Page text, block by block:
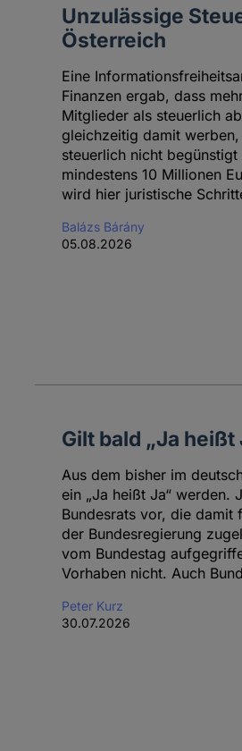
Unzulässige
Österreich
Eine
Finanzen ergab, dass
Mitglieder als steuerlich
gleichzeitig damit
steuerlich nicht
mindestens 10 Millionen
wird hier juristische
Balázs Bárány
05.08.2026
Gilt bald „Ja
Aus dem bisher im
ein „Ja heißt Ja“ werden.
Bundesrats vor, die damit
der Bundesregierung
vom Bundestag
Vorhaben nicht. Auch
Peter Kurz
30.07.2026